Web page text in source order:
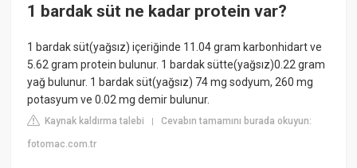
1 bardak süt ne kadar protein var?
1 bardak süt(yağsız) içeriğinde 11.04 gram karbonhidart ve
5.62 gram protein bulunur. 1 bardak sütte(yağsız)0.22 gram
yağ bulunur. 1 bardak süt(yağsız) 74 mg sodyum, 260 mg
potasyum ve 0.02 mg demir bulunur.
Kaynak kaldırma talebi |Cevabın tamamını burada okuyun:
fotomac.com.tr